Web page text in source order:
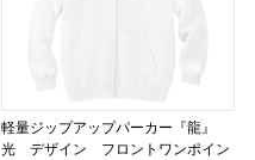
軽量ジップアップパーカー『龍』
光 デザイン フロントワンポイン